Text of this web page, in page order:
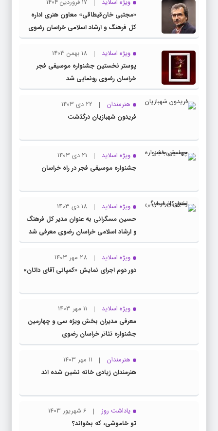
ویژه اسلاید
17 فروردین 1404
«مجتبی خان‌قیطاقی» معاون هنری اداره
کل فرهنگ و ارشاد اسلامی خراسان رضوی
شد
ویژه اسلاید
18 بهمن 1403
پوستر نخستین جشنواره موسیقی فجر
خراسان رضوی رونمایی شد
هنرمندان
22 دی 1403
فریدون شهبازیان درگذشت
ویژه اسلاید
21 دی 1403
جشنواره موسیقی فجر در راه خراسان
ویژه اسلاید
18 دی 1403
حسین مسگرانی به عنوان مدیر کل فرهنگ
و ارشاد اسلامی خراسان رضوی معرفی شد
ویژه اسلاید
28 مهر 1403
دور دوم اجرای نمایش «کمپانی آقای داتان»
ویژه اسلاید
11 مهر 1403
معرفی مدیران بخش ویژه سی و چهارمین
جشنواره تئاتر خراسان رضوی
هنرمندان
11 مهر 1403
هنرمندان زیادی خانه نشین شده اند
یاداشت روز
6 شهریور 1403
تو خاموشی، که بخواند؟